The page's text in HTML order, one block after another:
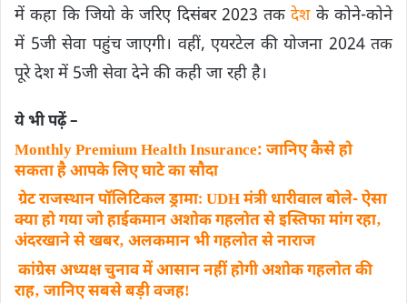
में कहा कि जियो के जरिए दिसंबर 2023 तकदेशके कोने-कोने
में 5जी सेवा पहुंच जाएगी। वहीं, एयरटेल की योजना 2024 तक
पूरे देश में 5जी सेवा देने की कही जा रही है।
ये भी पढ़ें –
Monthly Premium Health Insurance: जानिए कैसे हो
सकता है आपके लिए घाटे का सौदा
ग्रेट राजस्थान पॉलिटिकल ड्रामाः UDH मंत्री धारीवाल बोले- ऐसा
क्या हो गया जो हाईकमान अशोक गहलोत से इस्तिफा मांग रहा‚
अंदरखाने से खबर‚ अलकमान भी गहलोत से नाराज
कांग्रेस अध्यक्ष चुनाव में आसान नहीं होगी अशाेक गहलोत की
राह‚ जानिए सबसे बड़ी वजहǃ